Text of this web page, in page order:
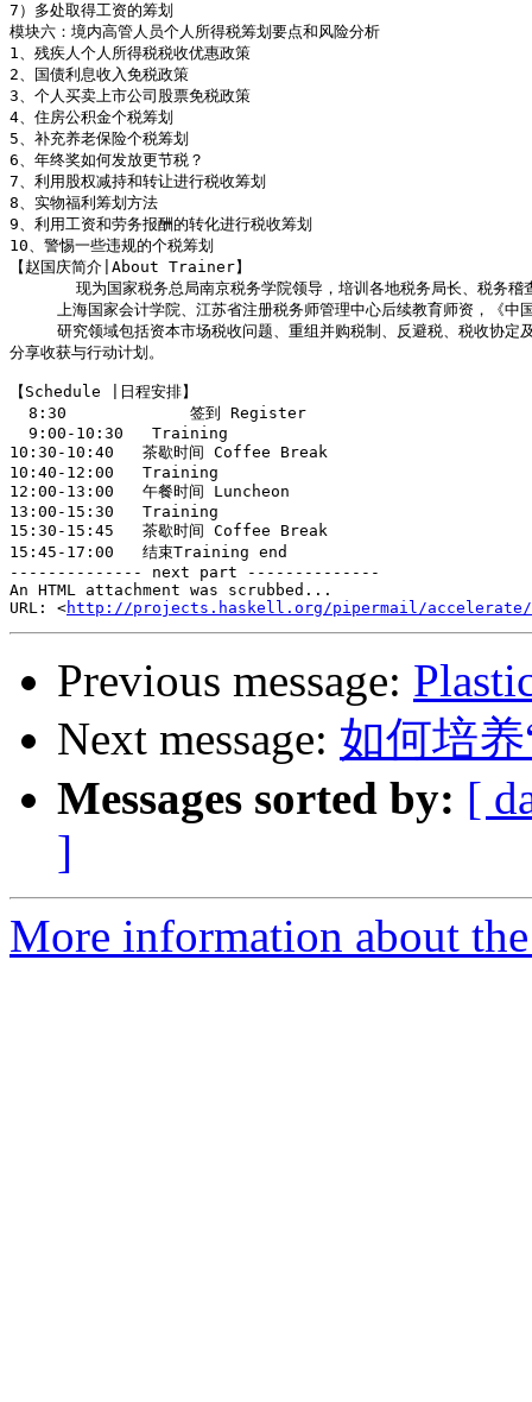
7）多处取得工资的筹划
模块六：境内高管人员个人所得税筹划要点和风险分析
1、残疾人个人所得税税收优惠政策
2、国债利息收入免税政策
3、个人买卖上市公司股票免税政策
4、住房公积金个税筹划
5、补充养老保险个税筹划
6、年终奖如何发放更节税？
7、利用股权减持和转让进行税收筹划
8、实物福利筹划方法
9、利用工资和劳务报酬的转化进行税收筹划
10、警惕一些违规的个税筹划
【赵国庆简介|About Trainer】
现为国家税务总局南京税务学院领导，培训各地税务局长、税务
上海国家会计学院、江苏省注册税务师管理中心后续教育师资，《中
研究领域包括资本市场税收问题、重组并购税制、反避税、税收协定
分享收获与行动计划。
【Schedule |日程安排】
  8:30             签到 Register
  9:00-10:30   Training
10:30-10:40   茶歇时间 Coffee Break
10:40-12:00   Training
12:00-13:00   午餐时间 Luncheon
13:00-15:30   Training
15:30-15:45   茶歇时间 Coffee Break
15:45-17:00   结束Training end
-------------- next part --------------
An HTML attachment was scrubbed...
URL: <http://projects.haskell.org/pipermail/accelerate/
Previous message:
Next message: 如何培养
Messages sorted by: [
]
More information about